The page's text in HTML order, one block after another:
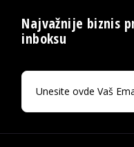
Najvažnije biznis
inboksu